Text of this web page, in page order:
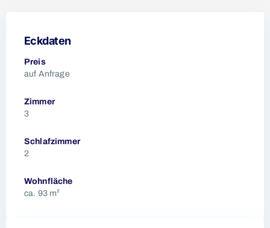
Eckdaten
Preis
auf Anfrage
Zimmer
3
Schlafzimmer
2
Wohnfläche
ca. 93 m²